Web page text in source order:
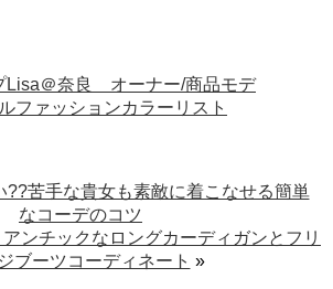
??苦手な貴女も素敵に着こなせる簡単
なコーデのコツ
ンチックなロングカーディガンとフリ
ブーツコーディネート »